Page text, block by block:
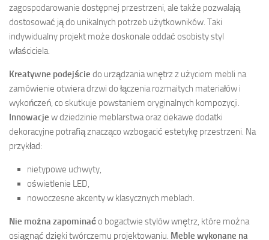
zagospodarowanie dostępnej przestrzeni, ale także pozwalają
dostosować ją do unikalnych potrzeb użytkowników. Taki
indywidualny projekt może doskonale oddać osobisty styl
właściciela.
Kreatywne podejście do urządzania wnętrz z użyciem mebli na
zamówienie otwiera drzwi do łączenia rozmaitych materiałów i
wykończeń, co skutkuje powstaniem oryginalnych kompozycji.
Innowacje w dziedzinie meblarstwa oraz ciekawe dodatki
dekoracyjne potrafią znacząco wzbogacić estetykę przestrzeni. Na
przykład:
nietypowe uchwyty,
oświetlenie LED,
nowoczesne akcenty w klasycznych meblach.
Nie można zapominaćo bogactwie stylów wnętrz, które można
osiągnąć dzięki twórczemu projektowaniu. Meble wykonane na